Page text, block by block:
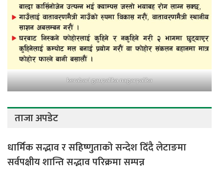
kerabari gaupalika nagarpalika
ताजा अपडेट
धार्मिक सद्भाव र सहिष्णुताको सन्देश दिँदै लेटाङमा
सर्वपक्षीय शान्ति सद्भाव परिक्रमा सम्पन्न